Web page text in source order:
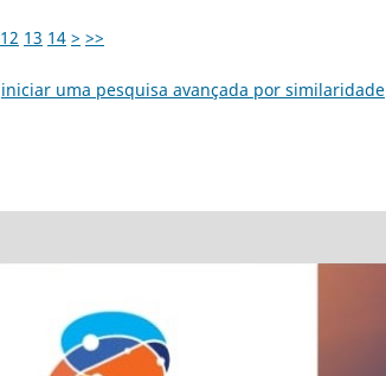
12 13 14 > >>
iniciar uma pesquisa avançada por similaridade